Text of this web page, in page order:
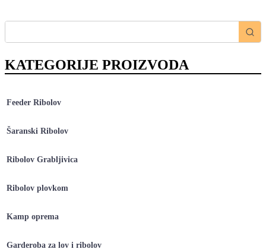
KATEGORIJE PROIZVODA
Feeder Ribolov
Šaranski Ribolov
Ribolov Grabljivica
Ribolov plovkom
Kamp oprema
Garderoba za lov i ribolov